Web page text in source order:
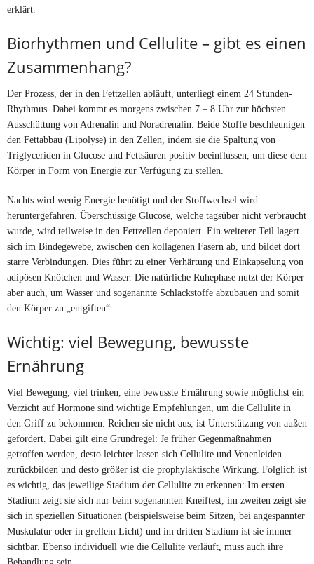
erklärt.
Biorhythmen und Cellulite – gibt es einen
Zusammenhang?
Der Prozess, der in den Fettzellen abläuft, unterliegt einem 24 Stunden-
Rhythmus. Dabei kommt es morgens zwischen 7 – 8 Uhr zur höchsten
Ausschüttung von Adrenalin und Noradrenalin. Beide Stoffe beschleunigen
den Fettabbau (Lipolyse) in den Zellen, indem sie die Spaltung von
Triglyceriden in Glucose und Fettsäuren positiv beeinflussen, um diese dem
Körper in Form von Energie zur Verfügung zu stellen.
Nachts wird wenig Energie benötigt und der Stoffwechsel wird
heruntergefahren. Überschüssige Glucose, welche tagsüber nicht verbraucht
wurde, wird teilweise in den Fettzellen deponiert. Ein weiterer Teil lagert
sich im Bindegewebe, zwischen den kollagenen Fasern ab, und bildet dort
starre Verbindungen. Dies führt zu einer Verhärtung und Einkapselung von
adipösen Knötchen und Wasser. Die natürliche Ruhephase nutzt der Körper
aber auch, um Wasser und sogenannte Schlackstoffe abzubauen und somit
den Körper zu „entgiften“.
Wichtig: viel Bewegung, bewusste
Ernährung
Viel Bewegung, viel trinken, eine bewusste Ernährung sowie möglichst ein
Verzicht auf Hormone sind wichtige Empfehlungen, um die Cellulite in
den Griff zu bekommen. Reichen sie nicht aus, ist Unterstützung von außen
gefordert. Dabei gilt eine Grundregel: Je früher Gegenmaßnahmen
getroffen werden, desto leichter lassen sich Cellulite und Venenleiden
zurückbilden und desto größer ist die prophylaktische Wirkung. Folglich ist
es wichtig, das jeweilige Stadium der Cellulite zu erkennen: Im ersten
Stadium zeigt sie sich nur beim sogenannten Kneiftest, im zweiten zeigt sie
sich in speziellen Situationen (beispielsweise beim Sitzen, bei angespannter
Muskulatur oder in grellem Licht) und im dritten Stadium ist sie immer
sichtbar. Ebenso individuell wie die Cellulite verläuft, muss auch ihre
Behandlung sein.